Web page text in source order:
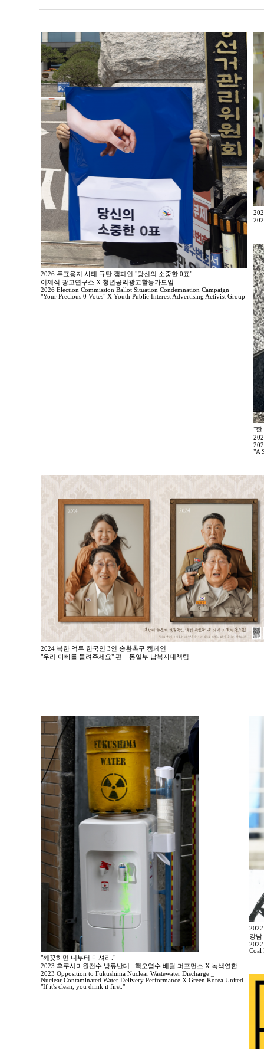
2026 투표용지 사태 규탄 캠페인 "당신의 소중한 0표"
이제석 광고연구소 X 청년공익광고활동가모임
2026 Election Commission Ballot Situation Condemnation Campaign
"Your Precious 0 Votes" X Youth Public Interest Advertising Activist Group
"한
"A
2024 북한 억류 한국인 3인 송환촉구 캠페인
"우리 아빠를 돌려주세요" 편 _ 통일부 납북자대책팀
"깨끗하면 니부터 마셔라."
2023 후쿠시마원전수 방류반대 _핵오염수 배달 퍼포먼스 X 녹색연합
2023 Opposition to Fukushima Nuclear Wastewater Discharge _
Nuclear Contaminated Water Delivery Performance X Green Korea United
"If it's clean, you drink it first."
강남
Coal